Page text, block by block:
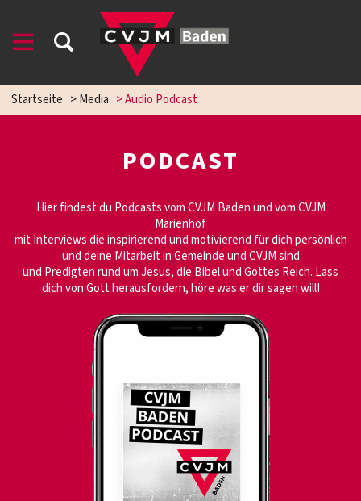
Startseite >Media >Audio Podcast
PODCAST
Hier findest du Podcasts vom CVJM Baden und vom CVJM
Marienhof
mit Interviews die inspirierend und motivierend für dich persönlich
und deine Mitarbeit in Gemeinde und CVJM sind
und Predigten rund um Jesus, die Bibel und Gottes Reich. Lass
dich von Gott herausfordern, höre was er dir sagen will!